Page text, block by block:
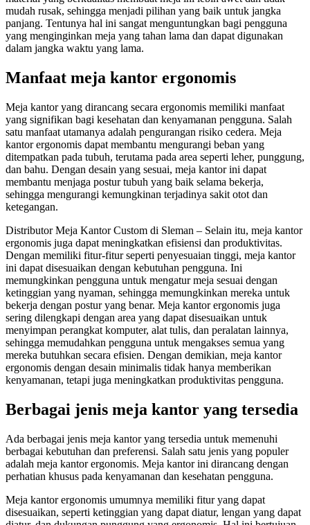
mudah rusak, sehingga menjadi pilihan yang baik untuk jangka
panjang. Tentunya hal ini sangat menguntungkan bagi pengguna
yang menginginkan meja yang tahan lama dan dapat digunakan
dalam jangka waktu yang lama.
Manfaat meja kantor ergonomis
Meja kantor yang dirancang secara ergonomis memiliki manfaat
yang signifikan bagi kesehatan dan kenyamanan pengguna. Salah
satu manfaat utamanya adalah pengurangan risiko cedera. Meja
kantor ergonomis dapat membantu mengurangi beban yang
ditempatkan pada tubuh, terutama pada area seperti leher, punggung,
dan bahu. Dengan desain yang sesuai, meja kantor ini dapat
membantu menjaga postur tubuh yang baik selama bekerja,
sehingga mengurangi kemungkinan terjadinya sakit otot dan
ketegangan.
Distributor Meja Kantor Custom di Sleman – Selain itu, meja kantor
ergonomis juga dapat meningkatkan efisiensi dan produktivitas.
Dengan memiliki fitur-fitur seperti penyesuaian tinggi, meja kantor
ini dapat disesuaikan dengan kebutuhan pengguna. Ini
memungkinkan pengguna untuk mengatur meja sesuai dengan
ketinggian yang nyaman, sehingga memungkinkan mereka untuk
bekerja dengan postur yang benar. Meja kantor ergonomis juga
sering dilengkapi dengan area yang dapat disesuaikan untuk
menyimpan perangkat komputer, alat tulis, dan peralatan lainnya,
sehingga memudahkan pengguna untuk mengakses semua yang
mereka butuhkan secara efisien. Dengan demikian, meja kantor
ergonomis dengan desain minimalis tidak hanya memberikan
kenyamanan, tetapi juga meningkatkan produktivitas pengguna.
Berbagai jenis meja kantor yang tersedia
Ada berbagai jenis meja kantor yang tersedia untuk memenuhi
berbagai kebutuhan dan preferensi. Salah satu jenis yang populer
adalah meja kantor ergonomis. Meja kantor ini dirancang dengan
perhatian khusus pada kenyamanan dan kesehatan pengguna.
Meja kantor ergonomis umumnya memiliki fitur yang dapat
disesuaikan, seperti ketinggian yang dapat diatur, lengan yang dapat